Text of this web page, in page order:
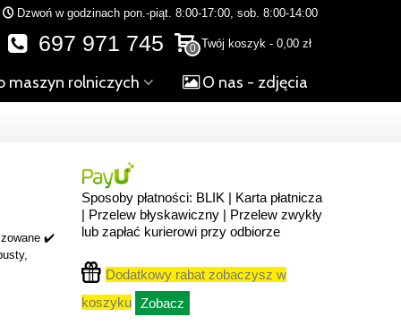
Dzwoń w godzinach pon.-piąt. 8:00-17:00, sob. 8:00-14:00
0 Twój koszyk - 0,00 zł
697 971 745
maszyn rolniczych O nas - zdjęcia
✔️
Sposoby płatności: BLIK | Karta płatnicza
| Przelew błyskawiczny | Przelew zwykły
lub zapłać kurierowi przy odbiorze
Dodatkowy rabat zobaczysz w
koszyku Zobacz